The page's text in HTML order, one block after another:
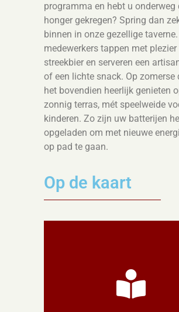
programma en hebt u onderweg
honger gekregen? Spring dan
binnen in onze gezellige
medewerkers tappen met
streekbier en serveren een
of een lichte snack. Op zomerse
het bovendien heerlijk genieten
zonnig terras, mét speelweide
kinderen. Zo zijn uw batterijen
opgeladen om met nieuwe
op pad te gaan.
Op de kaart